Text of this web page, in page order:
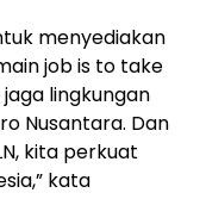
menyediakan
job is to take
lingkungan
Nusantara. Dan
kita perkuat
kata